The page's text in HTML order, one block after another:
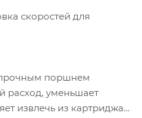
скоростей для
поршнем
расход, уменьшает
извлечь из картриджа